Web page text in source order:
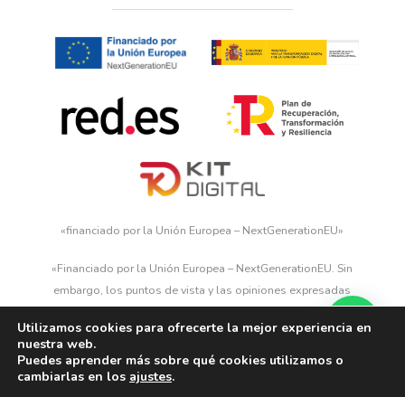
«financiado por la Unión Europea – NextGenerationEU»
«Financiado por la Unión Europea – NextGenerationEU. Sin
embargo, los puntos de vista y las opiniones expresadas
son únicamente los del autor o autores y no reflejan
necesariamente los de la Unión Europea o la Comisión
Europea. Ni la Unión Europea ni la Comisión Europea
pueden ser consideradas responsables de las mismas»
Utilizamos cookies para ofrecerte la mejor experiencia en
nuestra web.
Puedes aprender más sobre qué cookies utilizamos o
cambiarlas en los ajustes.